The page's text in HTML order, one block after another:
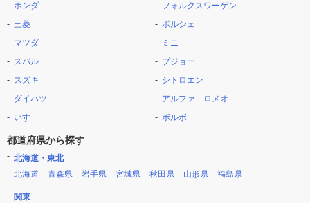
ホンダ
三菱
マツダ
スバル
スズキ
ダイハツ
いすゞ
フォルクスワーゲン
ポルシェ
ミニ
プジョー
シトロエン
アルファ ロメオ
ボルボ
都道府県から探す
北海道・東北
北海道
青森県 岩手県 宮城県 秋田県 山形県 福島県
関東